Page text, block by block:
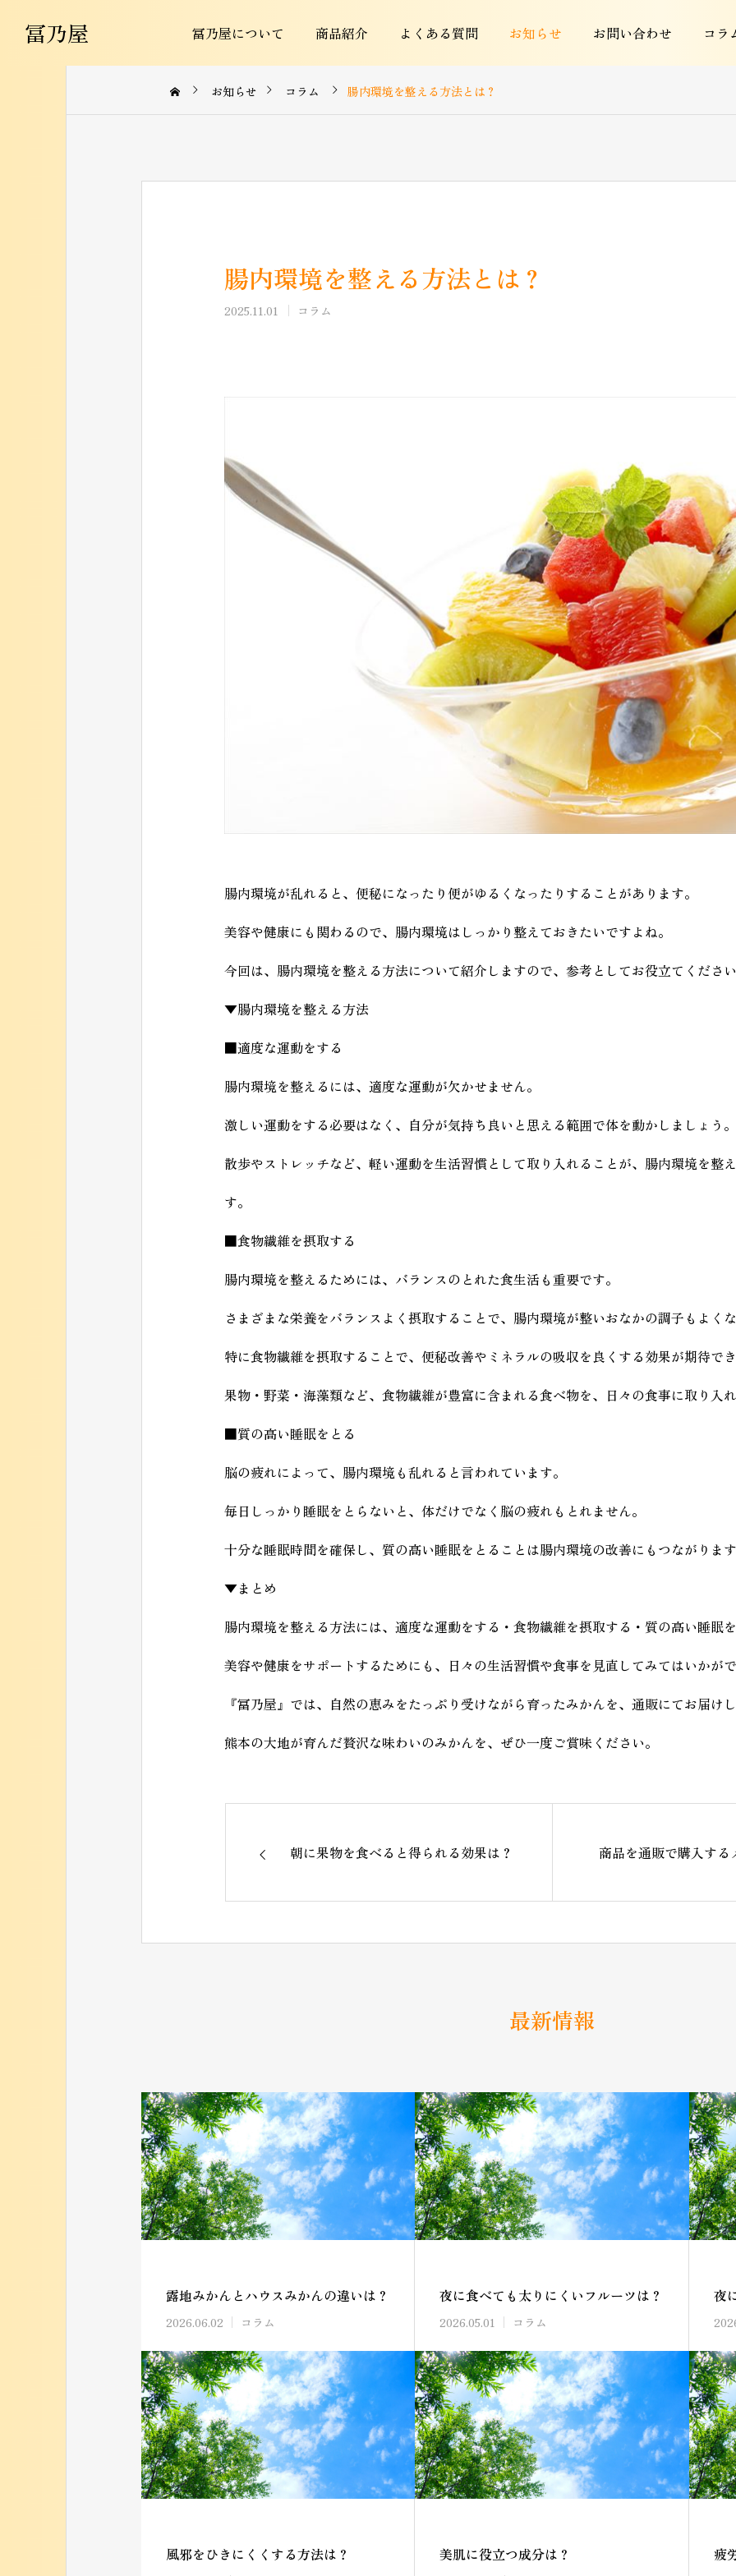
冨乃屋 冨乃屋について 商品紹介 よくある質問 お知らせ お問い合わせ コラ
みかん
お知らせ コラム 腸内環境を整える方法とは？
腸内環境を整える方法とは？
2025.11.01 コラム
腸内環境が乱れると、便秘になったり便がゆるくなったりすることがあります。
美容や健康にも関わるので、腸内環境はしっかり整えておきたいですよね。
今回は、腸内環境を整える方法について紹介しますので、参考としてお役立てくださ
▼腸内環境を整える方法
■適度な運動をする
腸内環境を整えるには、適度な運動が欠かせません。
激しい運動をする必要はなく、自分が気持ち良いと思える範囲で体を動かしましょう。
散歩やストレッチなど、軽い運動を生活習慣として取り入れることが、腸内環境を整
す。
■食物繊維を摂取する
腸内環境を整えるためには、バランスのとれた食生活も重要です。
さまざまな栄養をバランスよく摂取することで、腸内環境が整いおなかの調子もよく
特に食物繊維を摂取することで、便秘改善やミネラルの吸収を良くする効果が期待で
果物・野菜・海藻類など、食物繊維が豊富に含まれる食べ物を、日々の食事に取り入
■質の高い睡眠をとる
脳の疲れによって、腸内環境も乱れると言われています。
毎日しっかり睡眠をとらないと、体だけでなく脳の疲れもとれません。
十分な睡眠時間を確保し、質の高い睡眠をとることは腸内環境の改善にもつながりま
▼まとめ
腸内環境を整える方法には、適度な運動をする・食物繊維を摂取する・質の高い睡眠
美容や健康をサポートするためにも、日々の生活習慣や食事を見直してみてはいかが
『冨乃屋』では、自然の恵みをたっぷり受けながら育ったみかんを、通販にてお届け
熊本の大地が育んだ贅沢な味わいのみかんを、ぜひ一度ご賞味ください。
朝に果物を食べると得られる効果は？ 商品を通販で購入する
最新情報
露地みかんとハウスみかんの違いは？
2026.06.02 コラム
夜に食べても太りにくいフルーツは？
2026.05.01 コラム
夜
風邪をひきにくくする方法は？ 美肌に役立つ成分は？ 疲